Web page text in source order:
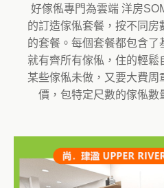
好傢俬專門為雲端 洋房
的訂造傢俬套餐，按不同房
的套餐。每個套餐都包含了
就有齊所有傢俬，住的輕
某些傢俬未做，又要大費周
價，包特定尺數的傢俬數